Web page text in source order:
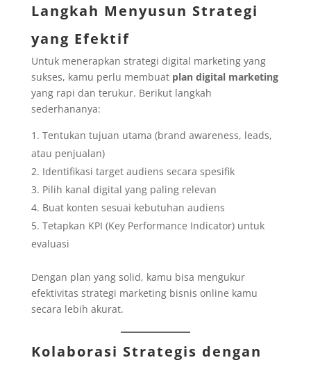
Langkah Menyusun Strategi
yang Efektif
Untuk menerapkan strategi digital marketing yang
sukses, kamu perlu membuat plan digital marketing
yang rapi dan terukur. Berikut langkah
sederhananya:
Tentukan tujuan utama (brand awareness, leads,
atau penjualan)
Identifikasi target audiens secara spesifik
Pilih kanal digital yang paling relevan
Buat konten sesuai kebutuhan audiens
Tetapkan KPI (Key Performance Indicator) untuk
evaluasi
Dengan plan yang solid, kamu bisa mengukur
efektivitas strategi marketing bisnis online kamu
secara lebih akurat.
Kolaborasi Strategis dengan